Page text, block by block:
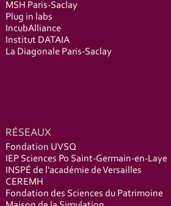
MSH Paris-Saclay
Plug in labs
IncubAlliance
Institut DATAIA
La Diagonale Paris-Saclay
RÉSEAUX
Fondation UVSQ
IEP Sciences Po Saint-Germain-en-Laye
INSPÉ de l'académie de Versailles
CEREMH
Fondation des Sciences du Patrimoine